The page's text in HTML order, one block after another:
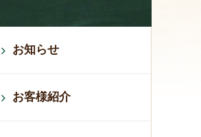
お知らせ
お客様紹介